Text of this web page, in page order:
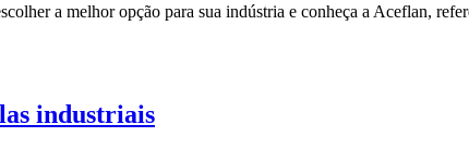
a melhor opção para sua indústria e conheça a Aceflan,
industriais